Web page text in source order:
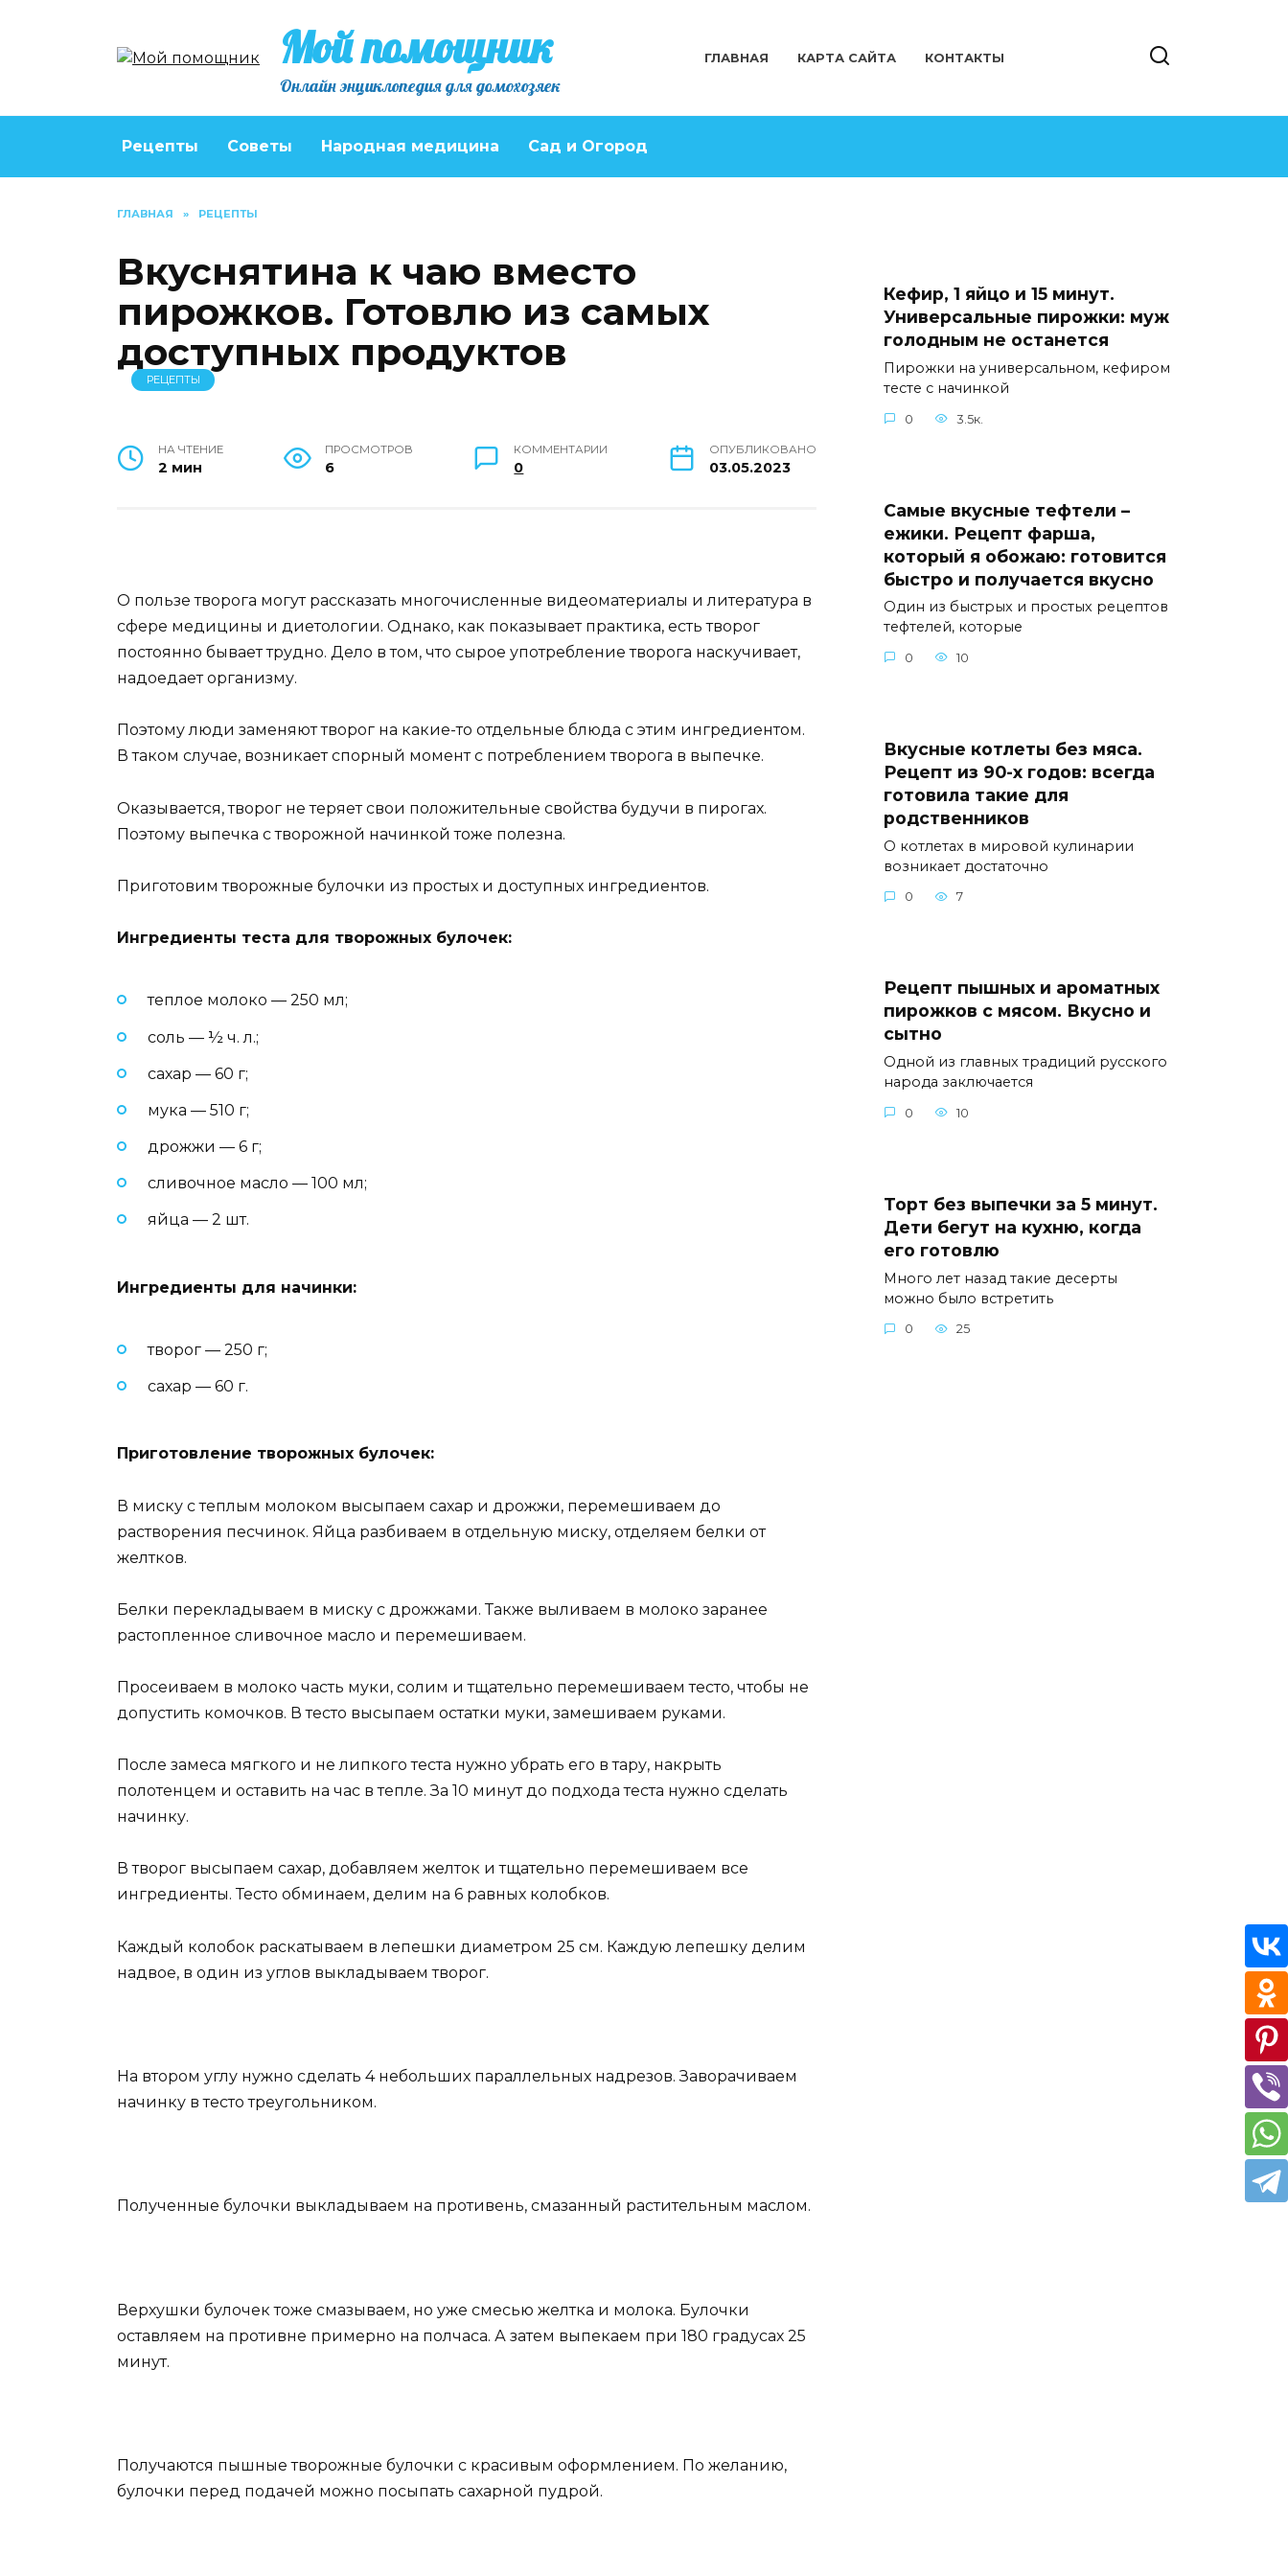
Мой помощник
Онлайн энциклопедия для домохозяек
ГЛАВНАЯ КАРТА САЙТА КОНТАКТЫ
Рецепты Советы Народная медицина Сад и Огород
ГЛАВНАЯ » РЕЦЕПТЫ
Вкуснятина к чаю вместо
пирожков. Готовлю из самых
доступных продуктов
РЕЦЕПТЫ
НА ЧТЕНИЕ
2 мин
ПРОСМОТРОВ
6
КОММЕНТАРИИ
0
ОПУБЛИКОВАНО
03.05.2023
О пользе творога могут рассказать многочисленные видеоматериалы и литература в
сфере медицины и диетологии. Однако, как показывает практика, есть творог
постоянно бывает трудно. Дело в том, что сырое употребление творога наскучивает,
надоедает организму.
Поэтому люди заменяют творог на какие-то отдельные блюда с этим ингредиентом.
В таком случае, возникает спорный момент с потреблением творога в выпечке.
Оказывается, творог не теряет свои положительные свойства будучи в пирогах.
Поэтому выпечка с творожной начинкой тоже полезна.
Приготовим творожные булочки из простых и доступных ингредиентов.
Ингредиенты теста для творожных булочек:
теплое молоко — 250 мл;
соль — ½ ч. л.;
сахар — 60 г;
мука — 510 г;
дрожжи — 6 г;
сливочное масло — 100 мл;
яйца — 2 шт.
Ингредиенты для начинки:
творог — 250 г;
сахар — 60 г.
Приготовление творожных булочек:
В миску с теплым молоком высыпаем сахар и дрожжи, перемешиваем до
растворения песчинок. Яйца разбиваем в отдельную миску, отделяем белки от
желтков.
Белки перекладываем в миску с дрожжами. Также выливаем в молоко заранее
растопленное сливочное масло и перемешиваем.
Просеиваем в молоко часть муки, солим и тщательно перемешиваем тесто, чтобы не
допустить комочков. В тесто высыпаем остатки муки, замешиваем руками.
После замеса мягкого и не липкого теста нужно убрать его в тару, накрыть
полотенцем и оставить на час в тепле. За 10 минут до подхода теста нужно сделать
начинку.
В творог высыпаем сахар, добавляем желток и тщательно перемешиваем все
ингредиенты. Тесто обминаем, делим на 6 равных колобков.
Каждый колобок раскатываем в лепешки диаметром 25 см. Каждую лепешку делим
надвое, в один из углов выкладываем творог.
На втором углу нужно сделать 4 небольших параллельных надрезов. Заворачиваем
начинку в тесто треугольником.
Полученные булочки выкладываем на противень, смазанный растительным маслом.
Верхушки булочек тоже смазываем, но уже смесью желтка и молока. Булочки
оставляем на противне примерно на полчаса. А затем выпекаем при 180 градусах 25
минут.
Получаются пышные творожные булочки с красивым оформлением. По желанию,
булочки перед подачей можно посыпать сахарной пудрой.
Кефир, 1 яйцо и 15 минут.
Универсальные пирожки: муж
голодным не останется
Пирожки на универсальном, кефиром
тесте с начинкой
0 3.5к.
Самые вкусные тефтели –
ежики. Рецепт фарша,
который я обожаю: готовится
быстро и получается вкусно
Один из быстрых и простых рецептов
тефтелей, которые
0 10
Вкусные котлеты без мяса.
Рецепт из 90-х годов: всегда
готовила такие для
родственников
О котлетах в мировой кулинарии
возникает достаточно
0 7
Рецепт пышных и ароматных
пирожков с мясом. Вкусно и
сытно
Одной из главных традиций русского
народа заключается
0 10
Торт без выпечки за 5 минут.
Дети бегут на кухню, когда
его готовлю
Много лет назад такие десерты
можно было встретить
0 25